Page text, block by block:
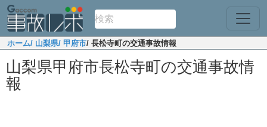
ホーム/ 山梨県/ 甲府市/ 長松寺町の交通事故情報
山梨県甲府市長松寺町の交通事故情
報